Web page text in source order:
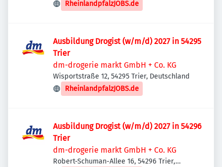
RheinlandpfalzJOBS.de
Ausbildung Drogist (w/m/d) 2027 in 54295
Trier
dm-drogerie markt GmbH + Co. KG
Wisportstraße 12, 54295 Trier, Deutschland
RheinlandpfalzJOBS.de
Ausbildung Drogist (w/m/d) 2027 in 54296
Trier
dm-drogerie markt GmbH + Co. KG
Robert-Schuman-Allee 16, 54296 Trier,